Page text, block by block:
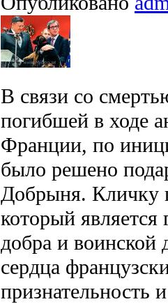
В связи со
погибшей в ходе
Франции, по
было решено
Добрыня. Кличку
который
добра и воинской
сердца
признательность